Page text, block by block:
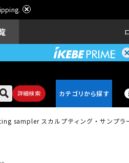
詳細検索
sampler スカルプティング・サンプラ